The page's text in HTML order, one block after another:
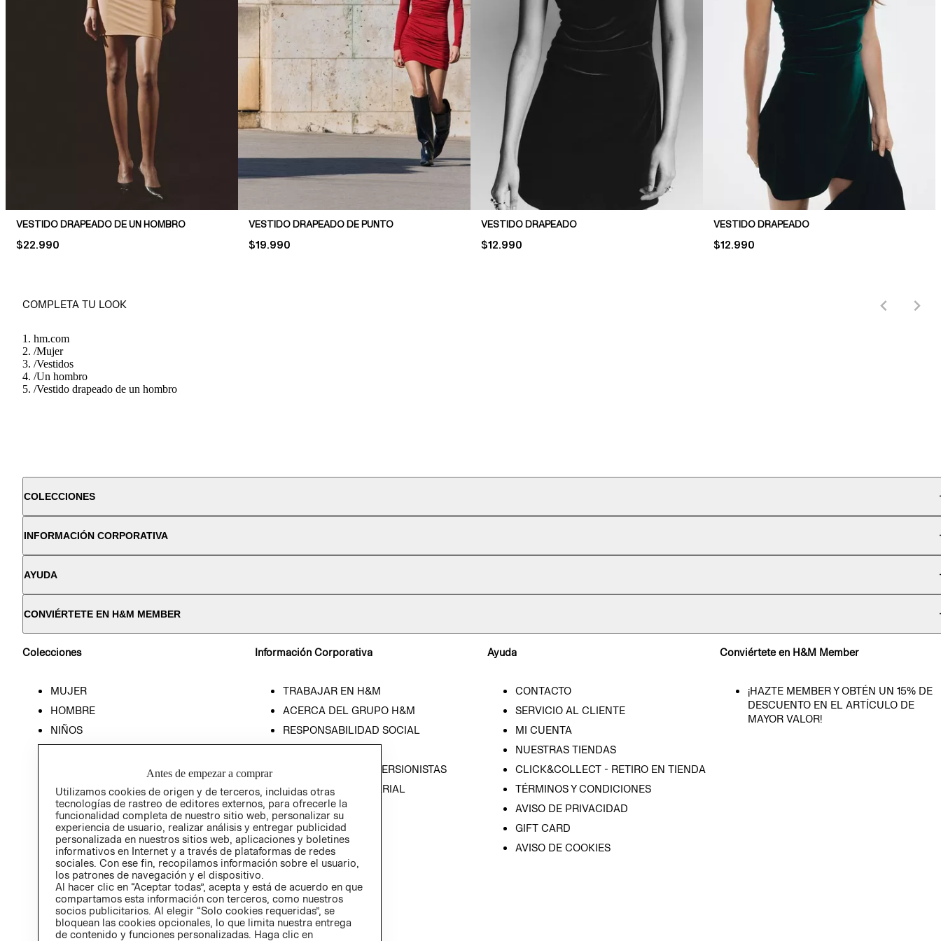
VESTIDO DRAPEADO DE UN HOMBRO
PRICE:
$22.990
VESTIDO DRAPEADO DE PUNTO
PRICE:
$19.990
VESTIDO DRAPEADO
PRICE:
$12.990
VESTIDO DRAPEADO
PRICE:
$12.990
COMPLETA TU LOOK
hm.com
/Mujer
/Vestidos
/Un hombro
/Vestido drapeado de un hombro
COLECCIONES
INFORMACIÓN CORPORATIVA
AYUDA
CONVIÉRTETE EN H&M MEMBER
Colecciones
MUJER
HOMBRE
NIÑOS
Información Corporativa
TRABAJAR EN H&M
ACERCA DEL GRUPO H&M
RESPONSABILIDAD SOCIAL
RELACIÓN CON INVERSIONISTAS
POLÍTICA EMPRESARIAL
Ayuda
CONTACTO
SERVICIO AL CLIENTE
MI CUENTA
NUESTRAS TIENDAS
CLICK&COLLECT - RETIRO EN TIENDA
TÉRMINOS Y CONDICIONES
AVISO DE PRIVACIDAD
GIFT CARD
AVISO DE COOKIES
Conviértete en H&M Member
¡HAZTE MEMBER Y OBTÉN UN 15% DE
DESCUENTO EN EL ARTÍCULO DE
MAYOR VALOR!
Antes de empezar a comprar
Utilizamos cookies de origen y de terceros, incluidas otras
tecnologías de rastreo de editores externos, para ofrecerle la
funcionalidad completa de nuestro sitio web, personalizar su
experiencia de usuario, realizar análisis y entregar publicidad
personalizada en nuestros sitios web, aplicaciones y boletines
informativos en Internet y a través de plataformas de redes
sociales. Con ese fin, recopilamos información sobre el usuario,
los patrones de navegación y el dispositivo.
Al hacer clic en “Aceptar todas”, acepta y está de acuerdo en que
compartamos esta información con terceros, como nuestros
socios publicitarios. Al elegir “Solo cookies requeridas”, se
bloquean las cookies opcionales, lo que limita nuestra entrega
de contenido y funciones personalizadas. Haga clic en